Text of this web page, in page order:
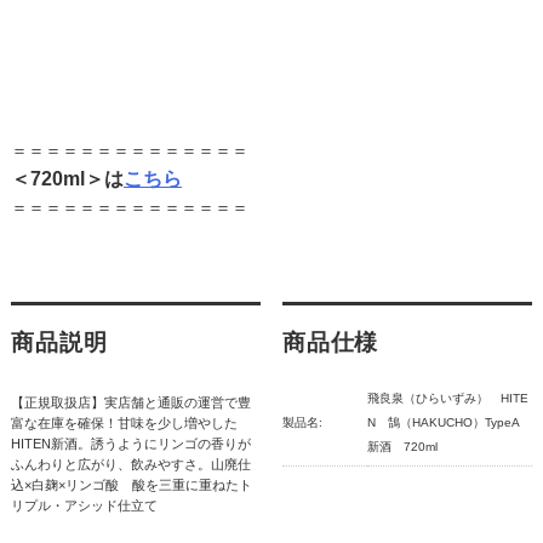
＝＝＝＝＝＝＝＝＝＝＝＝＝＝
＜720ml＞はこちら
＝＝＝＝＝＝＝＝＝＝＝＝＝＝
商品説明
【正規取扱店】実店舗と通販の運営で豊
富な在庫を確保！甘味を少し増やした
HITEN新酒。誘うようにリンゴの香りが
ふんわりと広がり、飲みやすさ。山廃仕
込×白麹×リンゴ酸 酸を三重に重ねたト
リプル・アシッド仕立て
商品仕様
製品名:
飛良泉（ひらいずみ） HITE
N 鵠（HAKUCHO）TypeA
新酒 720ml